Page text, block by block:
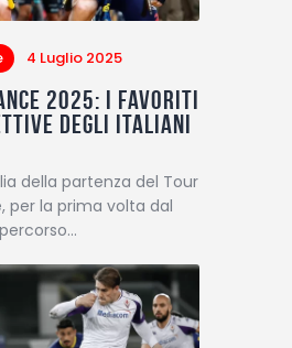
4 Luglio 2025
2025: i favoriti
degli italiani
della partenza del Tour
per la prima volta dal